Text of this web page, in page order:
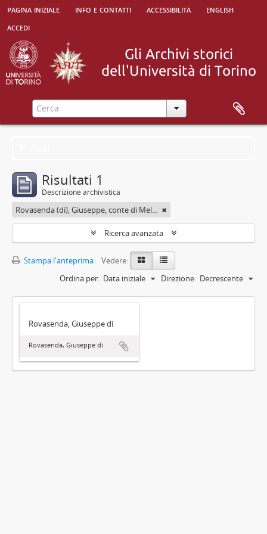
pagina iniziale info e contatti accessibilità
english
accedi
Risultati 1
Descrizione archivistica
Rovasenda (di), Giuseppe, conte di Melle <1824-1913>
Ricerca avanzata
Stampa l'anteprima
Vedere:
Ordina per: Data iniziale Direzione: Decrescente
Rovasenda, Giuseppe di
Rovasenda, Giuseppe di